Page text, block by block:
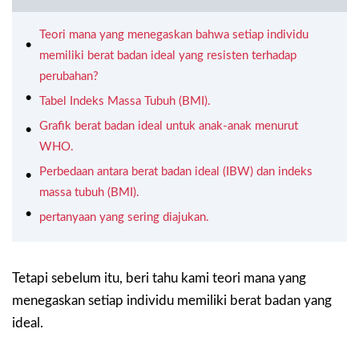
Teori mana yang menegaskan bahwa setiap individu
memiliki berat badan ideal yang resisten terhadap
perubahan?
Tabel Indeks Massa Tubuh (BMI).
Grafik berat badan ideal untuk anak-anak menurut
WHO.
Perbedaan antara berat badan ideal (IBW) dan indeks
massa tubuh (BMI).
pertanyaan yang sering diajukan.
Tetapi sebelum itu, beri tahu kami teori mana yang
menegaskan setiap individu memiliki berat badan yang
ideal.